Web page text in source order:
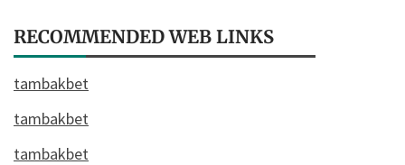
RECOMMENDED WEB LINKS
tambakbet
tambakbet
tambakbet